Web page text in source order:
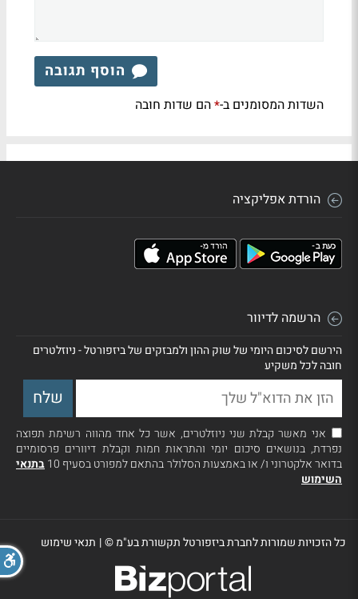
הוסף תגובה
השדות המסומנים ב-*הם שדות חובה
הורדת אפליקציה
הרשמה לדיוור
הירשם לסיכום היומי של שוק ההון ולמבזקים של ביזפורטל - ניוזלטרים
חובה לכל משקיע
אני מאשר קבלת שני ניוזלטרים, אשר כל אחד מהווה רשימת תפוצה
נפרדת, בנושאים סיכום יומי והתראות חמות וקבלת דיוורים פרסומיים
בדואר אלקטרוני ו/ או באמצעות הסלולר בהתאם למפורט בסעיף 10
בתנאי
השימוש
כל הזכויות שמורות לחברת ביזפורטל תקשורת בע"מ ©| תנאי שימוש